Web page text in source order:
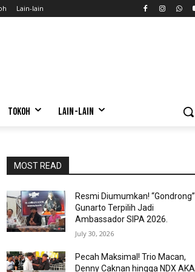
Lain-lain
TOKOH LAIN-LAIN
MOST READ
Resmi Diumumkan! “Gondrong”
Gunarto Terpilih Jadi
Ambassador SIPA 2026.
July 30, 2026
Pecah Maksimal! Trio Macan,
Denny Caknan hingga NDX AKA